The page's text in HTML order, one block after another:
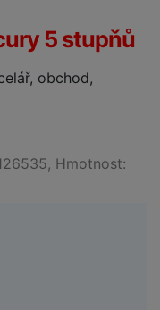
5 stupňů
obchod,
Hmotnost: